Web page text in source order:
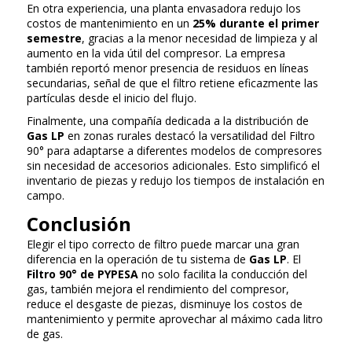
En otra experiencia, una planta envasadora redujo los
costos de mantenimiento en un 25% durante el primer
semestre, gracias a la menor necesidad de limpieza y al
aumento en la vida útil del compresor. La empresa
también reportó menor presencia de residuos en líneas
secundarias, señal de que el filtro retiene eficazmente las
partículas desde el inicio del flujo.
Finalmente, una compañía dedicada a la distribución de
Gas LP en zonas rurales destacó la versatilidad del Filtro
90° para adaptarse a diferentes modelos de compresores
sin necesidad de accesorios adicionales. Esto simplificó el
inventario de piezas y redujo los tiempos de instalación en
campo.
Conclusión
Elegir el tipo correcto de filtro puede marcar una gran
diferencia en la operación de tu sistema de Gas LP. El
Filtro 90° de PYPESA no solo facilita la conducción del
gas, también mejora el rendimiento del compresor,
reduce el desgaste de piezas, disminuye los costos de
mantenimiento y permite aprovechar al máximo cada litro
de gas.